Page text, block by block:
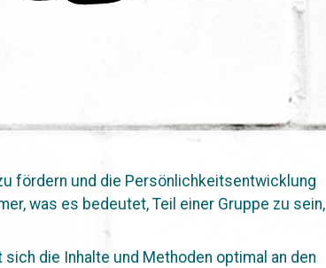
fördern und die Persönlichkeitsentwicklung
was es bedeutet, Teil einer Gruppe zu sein,
die Inhalte und Methoden optimal an den